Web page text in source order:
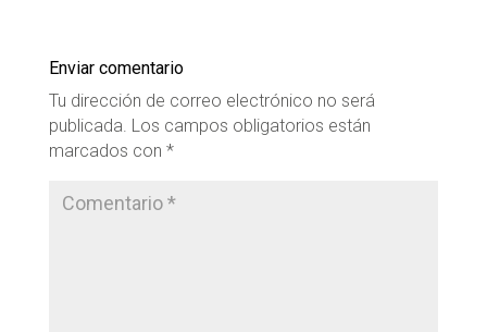
Enviar comentario
Tu dirección de correo electrónico no será
publicada. Los campos obligatorios están
marcados con *